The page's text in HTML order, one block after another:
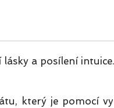
a posílení intuice.
který je pomocí